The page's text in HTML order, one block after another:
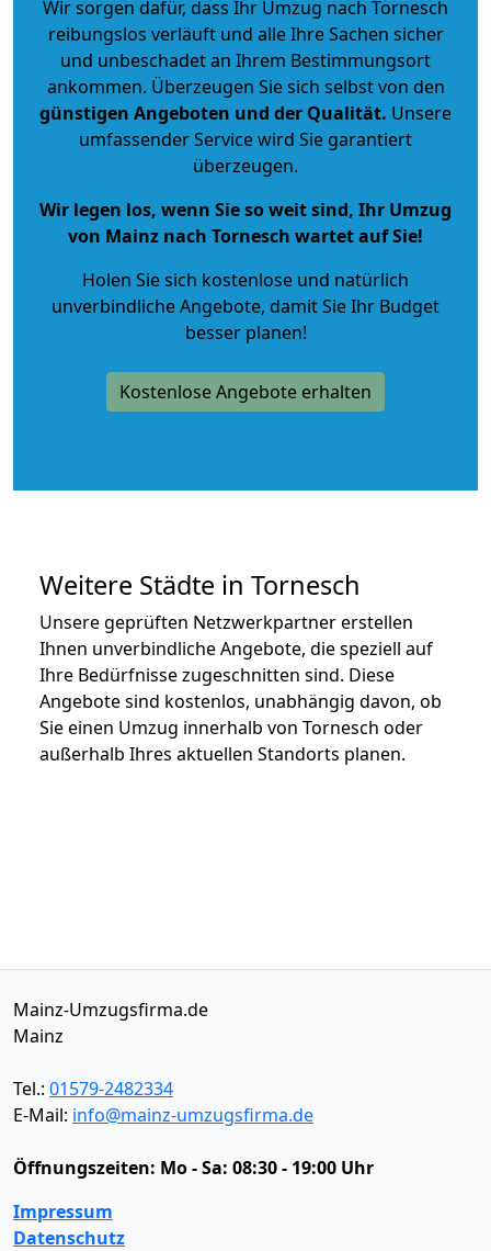
Wir sorgen dafür, dass Ihr Umzug nach Tornesch
reibungslos verläuft und alle Ihre Sachen sicher
und unbeschadet an Ihrem Bestimmungsort
ankommen. Überzeugen Sie sich selbst von den
günstigen Angeboten und der Qualität. Unsere
umfassender Service wird Sie garantiert
überzeugen.
Wir legen los, wenn Sie so weit sind, Ihr Umzug
von Mainz nach Tornesch wartet auf Sie!
Holen Sie sich kostenlose und natürlich
unverbindliche Angebote, damit Sie Ihr Budget
besser planen!
Kostenlose Angebote erhalten
Weitere Städte in Tornesch
Unsere geprüften Netzwerkpartner erstellen
Ihnen unverbindliche Angebote, die speziell auf
Ihre Bedürfnisse zugeschnitten sind. Diese
Angebote sind kostenlos, unabhängig davon, ob
Sie einen Umzug innerhalb von Tornesch oder
außerhalb Ihres aktuellen Standorts planen.
Mainz-Umzugsfirma.de
Mainz
Tel.: 01579-2482334
E-Mail: info@mainz-umzugsfirma.de
Öffnungszeiten: Mo - Sa: 08:30 - 19:00 Uhr
Impressum
Datenschutz